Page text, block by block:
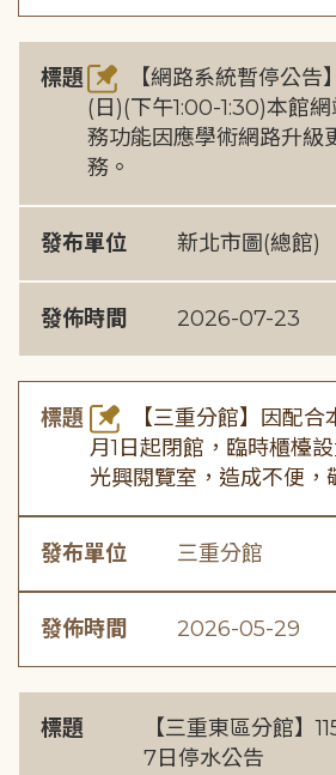
標題
【網路系統暫停公告
(日)(下午1:00-1:30)本館
務功能因應學術網路升級
務。
發布單位 新北市圖(總館)
發佈時間 2026-07-23
標題
【三重分館】因配
月1日起閉館，臨時櫃檯
光興閱覽室，造成不便，
發布單位 三重分館
發佈時間 2026-05-29
標題
【三重東區分館】
7日停水公告